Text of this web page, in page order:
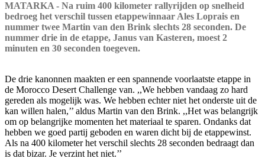
MATARKA - Na ruim 400 kilometer rallyrijden op snelheid
bedroeg het verschil tussen etappewinnaar Ales Loprais en
nummer twee Martin van den Brink slechts 28 seconden. De
nummer drie in de etappe, Janus van Kasteren, moest 2
minuten en 30 seconden toegeven.
De drie kanonnen maakten er een spannende voorlaatste etappe in
de Morocco Desert Challenge van. ,,We hebben vandaag zo hard
gereden als mogelijk was. We hebben echter niet het onderste uit de
kan willen halen,’’ aldus Martin van den Brink. ,,Het was belangrijk
om op belangrijke momenten het materiaal te sparen. Ondanks dat
hebben we goed partij geboden en waren dicht bij de etappewinst.
Als na 400 kilometer het verschil slechts 28 seconden bedraagt dan
is dat bizar. Je verzint het niet.’’